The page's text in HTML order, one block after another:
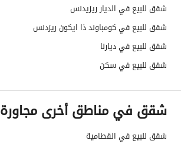
شقق للبيع في الديار ريزيدنس
شقق للبيع في كومباوند ذا ايكون ريزدنس
شقق للبيع في ديارنا
شقق للبيع في سكن
شقق في مناطق أخرى مجاورة
شقق للبيع في القطامية